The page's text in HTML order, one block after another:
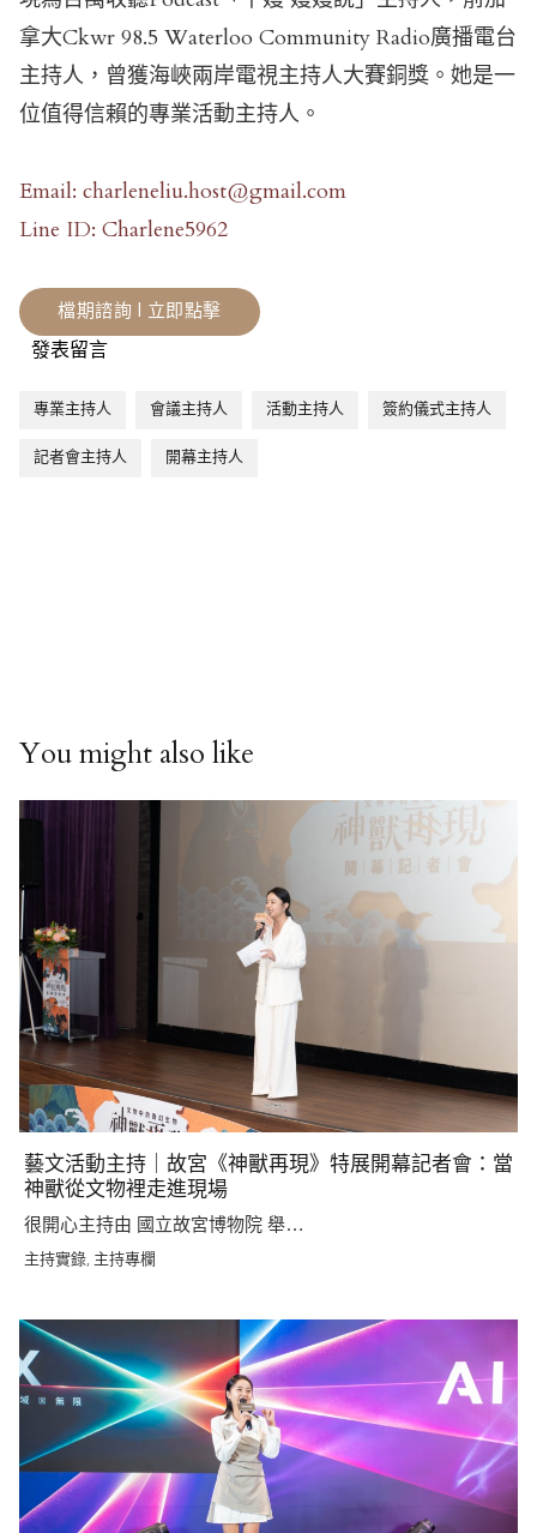
拿大Ckwr 98.5 Waterloo Community Radio廣播電台
主持人，曾獲海峽兩岸電視主持人大賽銅獎。她是一
位值得信賴的專業活動主持人。
Email: charleneliu.host@gmail.com
Line ID: Charlene5962
檔期諮詢 | 立即點擊
發表留言
專業主持人 會議主持人 活動主持人 簽約儀式主持人
記者會主持人 開幕主持人
You might also like
藝文活動主持｜故宮《神獸再現》特展開幕記者會：當
神獸從文物裡走進現場
很開心主持由 國立故宮博物院 舉…
主持實錄, 主持專欄